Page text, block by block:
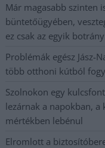
Már magasabb szinten
büntetőügyében,
ez csak az egyik botrány
Problémák egész Jász-
több otthoni kútból
Szolnokon egy
lezárnak a napokban, a
mértékben lebénul
Elromlott a